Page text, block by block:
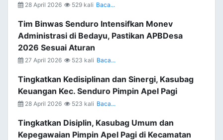
28 April 2026 529 kali Baca...
Tim Binwas Senduro Intensifkan Monev
Administrasi di Bedayu, Pastikan APBDesa
2026 Sesuai Aturan
27 April 2026 523 kali Baca...
Tingkatkan Kedisiplinan dan Sinergi, Kasubag
Keuangan Kec. Senduro Pimpin Apel Pagi
28 April 2026 523 kali Baca...
Tingkatkan Disiplin, Kasubag Umum dan
Kepegawaian Pimpin Apel Pagi di Kecamatan